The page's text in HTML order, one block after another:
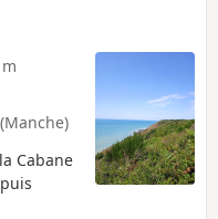
Cabane